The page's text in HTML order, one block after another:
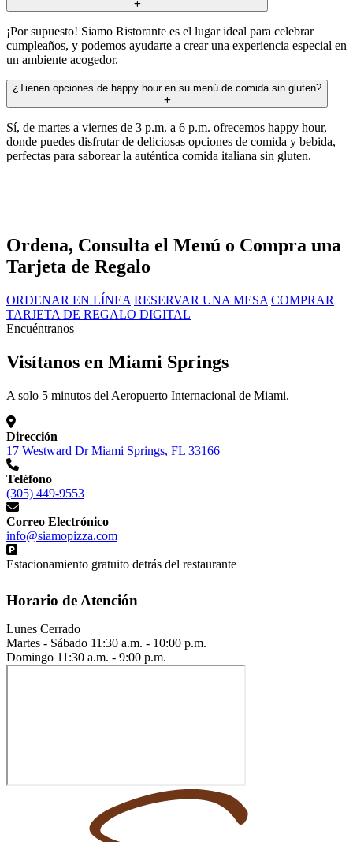
¡Por supuesto! Siamo Ristorante es el lugar ideal para celebrar
cumpleaños, y podemos ayudarte a crear una experiencia especial en
un ambiente acogedor.
¿Tienen opciones de happy hour en su menú de comida sin gluten?
Sí, de martes a viernes de 3 p.m. a 6 p.m. ofrecemos happy hour,
donde puedes disfrutar de deliciosas opciones de comida y bebida,
perfectas para saborear la auténtica comida italiana sin gluten.
Ordena, Consulta el Menú o Compra una
Tarjeta de Regalo
ORDENAR EN LÍNEA RESERVAR UNA MESA COMPRAR
TARJETA DE REGALO DIGITAL
Encuéntranos
Visítanos en Miami Springs
A solo 5 minutos del Aeropuerto Internacional de Miami.
Dirección
17 Westward Dr Miami Springs, FL 33166
Teléfono
(305) 449-9553
Correo Electrónico
info@siamopizza.com
Estacionamiento gratuito detrás del restaurante
Horario de Atención
Lunes Cerrado
Martes - Sábado 11:30 a.m. - 10:00 p.m.
Domingo 11:30 a.m. - 9:00 p.m.